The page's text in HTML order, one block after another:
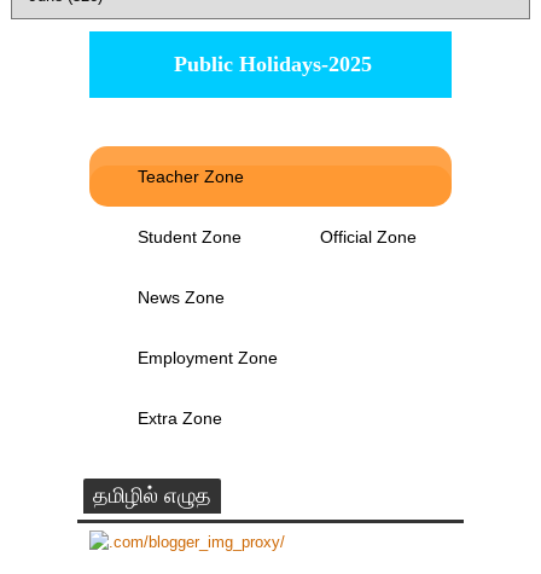
Public Holidays-2025
Teacher Zone
Student Zone Official Zone
News Zone
Employment Zone
Extra Zone
தமிழில் எழுத